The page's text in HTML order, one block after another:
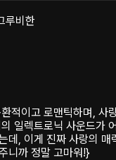
루비한
적이고 로맨틱하며, 사
일렉트로닉 사운드가
데, 이게 진짜 사랑의
니까 정말 고마워!}